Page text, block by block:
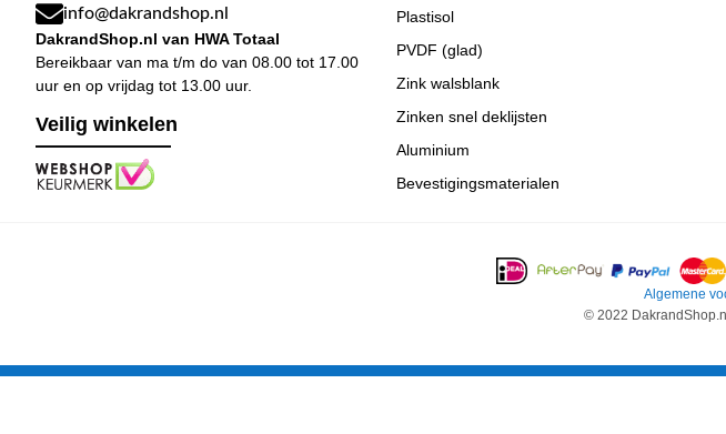
info@dakrandshop.nl
DakrandShop.nl van HWA Totaal
Bereikbaar van ma t/m do van 08.00 tot 17.00
uur en op vrijdag tot 13.00 uur.
Veilig winkelen
Plastisol
PVDF (glad)
Zink walsblank
Zinken snel deklijsten
Aluminium
Bevestigingsmaterialen
Algemene
© 2022